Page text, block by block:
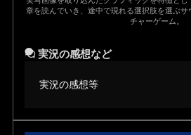
章を読んでいき、途中で現れる選択肢を選ぶ
チャーゲーム。
実況の感想など
実況の感想等